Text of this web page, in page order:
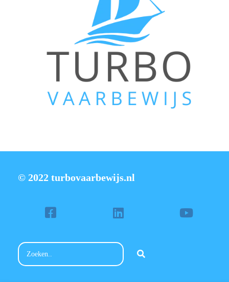
© 2022 turbovaarbewijs.nl